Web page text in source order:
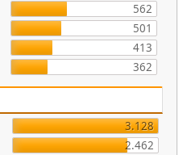
562
501
413
362
3.128
2.462